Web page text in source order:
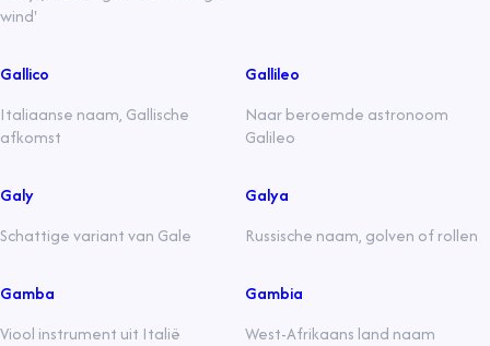
wind'
Gallico
Italiaanse naam, Gallische
afkomst
Gallileo
Naar beroemde astronoom
Galileo
Galy
Schattige variant van Gale
Galya
Russische naam, golven of rollen
Gamba
Viool instrument uit Italië
Gambia
West-Afrikaans land naam